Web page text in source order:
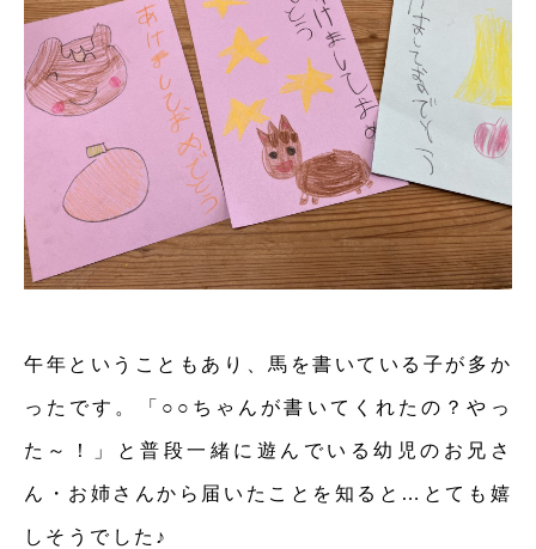
午年ということもあり、馬を書いている子が多か
ったです。「○○ちゃんが書いてくれたの？やっ
た～！」と普段一緒に遊んでいる幼児のお兄さ
ん・お姉さんから届いたことを知ると…とても嬉
しそうでした♪